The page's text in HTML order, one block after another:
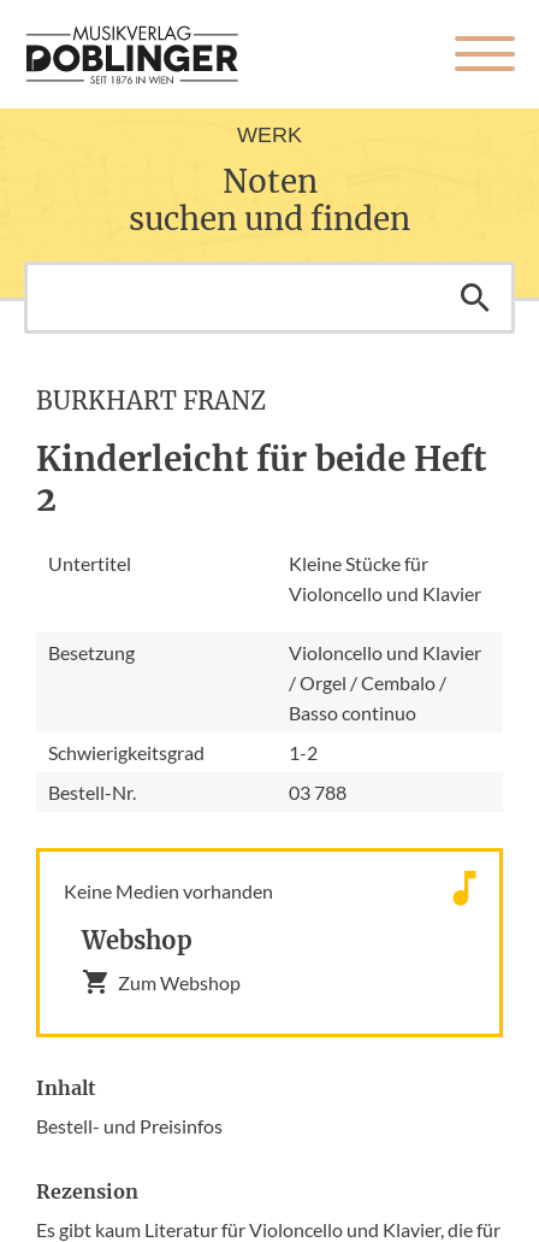
WERK
Noten
suchen und finden
BURKHART FRANZ
Kinderleicht für beide Heft
2
Untertitel
Kleine Stücke für
Violoncello und Klavier
Besetzung
Violoncello und Klavier
/ Orgel / Cembalo /
Basso continuo
Schwierigkeitsgrad
1-2
Bestell-Nr.
03 788
Keine Medien vorhanden
Webshop
Zum Webshop
Inhalt
Bestell- und Preisinfos
Rezension
Es gibt kaum Literatur für Violoncello und Klavier, die für